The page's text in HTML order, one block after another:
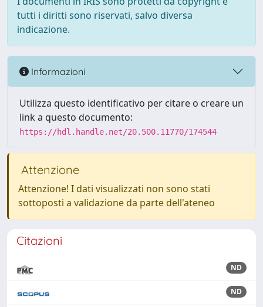
tutti i diritti sono riservati, salvo diversa
indicazione.
Informazioni
Utilizza questo identificativo per citare o creare un
link a questo documento:
https://hdl.handle.net/20.500.11770/174544
Attenzione
Attenzione! I dati visualizzati non sono stati
sottoposti a validazione da parte dell'ateneo
Citazioni
ND
ND